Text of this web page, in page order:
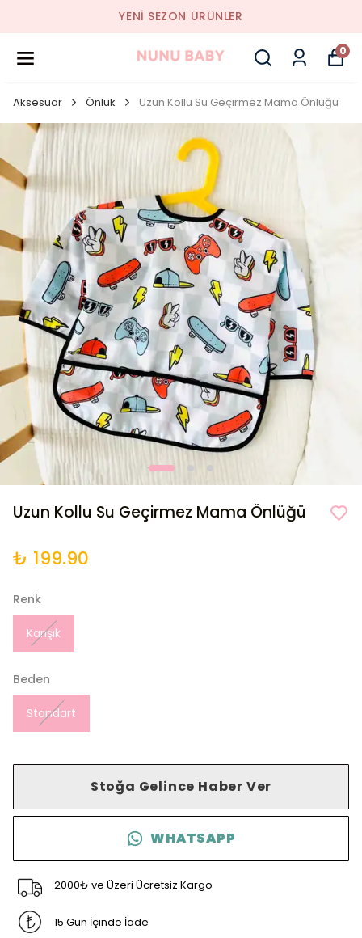
YENI SEZON ÜRÜNLER
0
Aksesuar Önlük Uzun Kollu Su Geçirmez Mama Önlüğü
Uzun Kollu Su Geçirmez Mama Önlüğü
₺ 199.90
Renk
Karışık
Beden
Standart
Stoğa Gelince Haber Ver
WHATSAPP
2000₺ ve Üzeri Ücretsiz Kargo
15 Gün İçinde İade